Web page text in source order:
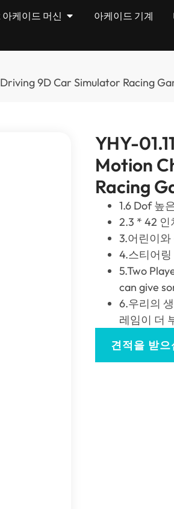
아케이드 머신 아케이드 기계
9D Car Simulator Racing
YHY-
Motion
Racing
1.6 Dof 높
2.3 * 42 인
3.어린이
4.스티어
5.Two
can give
6.우리의
레임이 더
견적을 받으